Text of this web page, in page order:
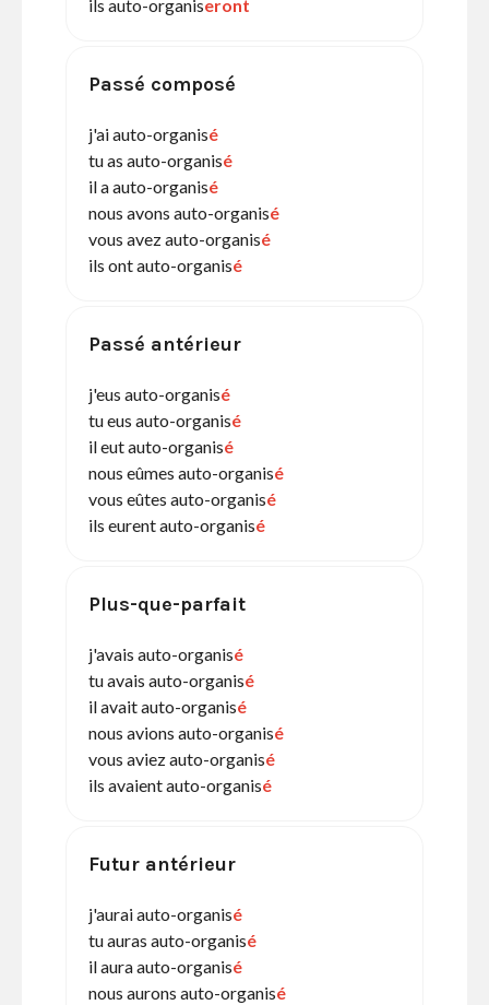
ils auto-organiseront
Passé composé
j'ai auto-organisé
tu as auto-organisé
il a auto-organisé
nous avons auto-organisé
vous avez auto-organisé
ils ont auto-organisé
Passé antérieur
j'eus auto-organisé
tu eus auto-organisé
il eut auto-organisé
nous eûmes auto-organisé
vous eûtes auto-organisé
ils eurent auto-organisé
Plus-que-parfait
j'avais auto-organisé
tu avais auto-organisé
il avait auto-organisé
nous avions auto-organisé
vous aviez auto-organisé
ils avaient auto-organisé
Futur antérieur
j'aurai auto-organisé
tu auras auto-organisé
il aura auto-organisé
nous aurons auto-organisé